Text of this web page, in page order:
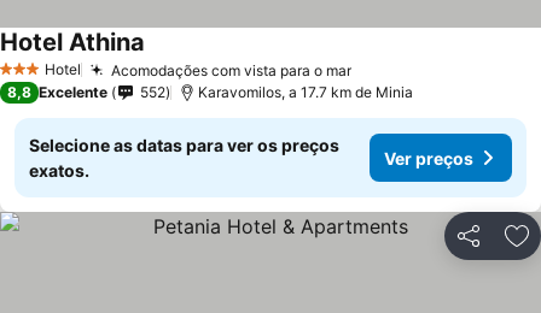
3 EstrelasHotel Acomodações com vista para o marVer preços
Hotel Athina
8,8 Excelente 552 Karavomilos, a 17.7 km de Minia
Selecione as datas para ver os preços
exatos.
Ver preços
Partilhar